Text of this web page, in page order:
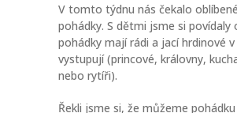
V tomto týdnu nás čekalo
pohádky. S dětmi jsme si povídaly
pohádky mají rádi a jací hrdinové
vystupují (princové, královny,
nebo rytíři).
Řekli jsme si, že můžeme